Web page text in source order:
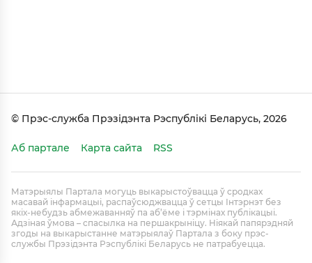
© Прэс-служба Прэзідэнта Рэспублікі Беларусь, 2026
Аб партале Карта сайта RSS
Матэрыялы Партала могуць выкарыстоўвацца ў сродках
масавай інфармацыі, распаўсюджвацца ў сетцы Інтэрнэт без
якіх-небудзь абмежаванняў па аб’ёме і тэрмінах публікацыі.
Адзіная ўмова – спасылка на першакрыніцу. Ніякай папярэдняй
згоды на выкарыстанне матэрыялаў Партала з боку прэс-
службы Прэзідэнта Рэспублікі Беларусь не патрабуецца.